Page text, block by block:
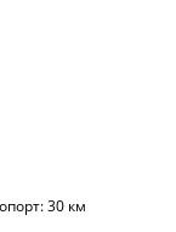
30 км